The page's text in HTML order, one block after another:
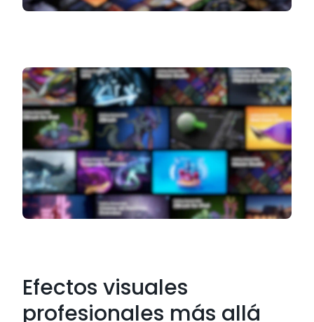
Efectos visuales
profesionales más allá